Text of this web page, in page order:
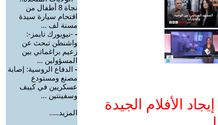
الأفلام الجيدة
نجاة 8 أطفال من
اقتحام سيارة سيدة
مسنة لف ...
- -نيويورك تايمز-:
واشنطن تبحث عن
زعيم براغماتي بين
المسؤولين ...
- الدفاع الروسية: إصابة
مصنع ومستودع
عسكريين في كييف
وسفينتين ...
المزيد.....